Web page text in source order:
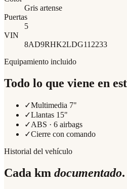
Gris artense
Puertas
5
VIN
8AD9RHK2LDG112233
Equipamiento incluido
Todo lo que viene en
✓Multimedia 7"
✓Llantas 15"
✓ABS · 6 airbags
✓Cierre con comando
Historial del vehículo
Cada km documentado.